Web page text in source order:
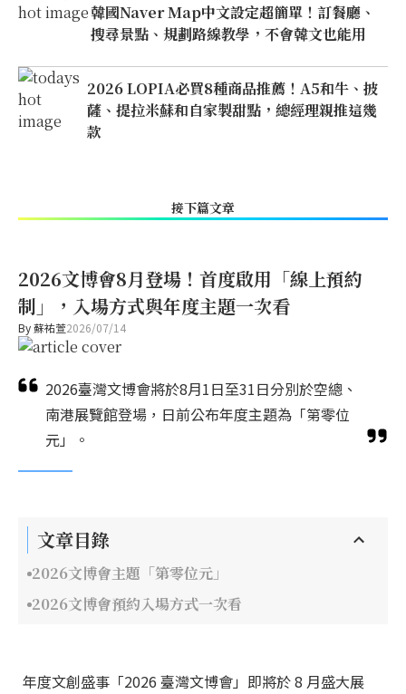
韓國Naver Map中文設定超簡單！訂餐廳、
搜尋景點、規劃路線教學，不會韓文也能用
2026 LOPIA必買8種商品推薦！A5和牛、披
薩、提拉米蘇和自家製甜點，總經理親推這幾
款
接下篇文章
2026文博會8月登場！首度啟用「線上預約
制」，入場方式與年度主題一次看
By蘇祐萱2026/07/14
2026臺灣文博會將於8月1日至31日分別於空總、
南港展覽館登場，日前公布年度主題為「第零位
元」。
文章目錄
2026文博會主題「第零位元」
2026文博會預約入場方式一次看
年度文創盛事「2026 臺灣文博會」即將於 8 月盛大展